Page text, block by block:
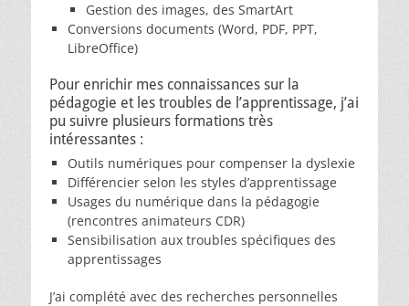
Gestion des images, des SmartArt
Conversions documents (Word, PDF, PPT,
LibreOffice)
Pour enrichir mes connaissances sur la
pédagogie et les troubles de l’apprentissage, j’ai
pu suivre plusieurs formations très
intéressantes :
Outils numériques pour compenser la dyslexie
Différencier selon les styles d’apprentissage
Usages du numérique dans la pédagogie
(rencontres animateurs CDR)
Sensibilisation aux troubles spécifiques des
apprentissages
J’ai complété avec des recherches personnelles